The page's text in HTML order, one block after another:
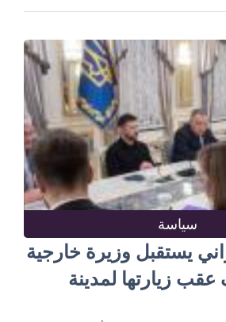
سياسة
يستقبل وزيرة خارجية
عقب زيارتها لمدينة